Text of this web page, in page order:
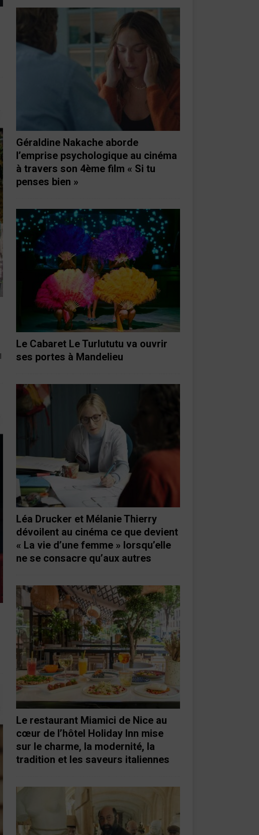
Géraldine Nakache aborde
l’emprise psychologique au cinéma
à travers son 4ème film « Si tu
penses bien »
Le Cabaret Le Turlututu va ouvrir
ses portes à Mandelieu
Léa Drucker et Mélanie Thierry
dévoilent au cinéma ce que devient
« La vie d’une femme » lorsqu’elle
ne se consacre qu’aux autres
Le restaurant Miamici de Nice au
cœur de l’hôtel Holiday Inn mise
sur le charme, la modernité, la
tradition et les saveurs italiennes